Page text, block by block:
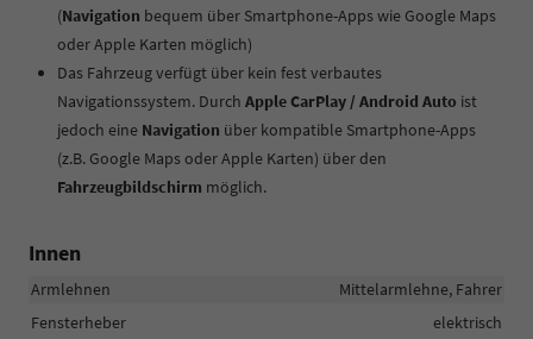
(Navigation bequem über Smartphone-Apps wie Google Maps
oder Apple Karten möglich)
Das Fahrzeug verfügt über kein fest verbautes
Navigationssystem. Durch Apple CarPlay / Android Auto ist
jedoch eine Navigation über kompatible Smartphone-Apps
(z.B. Google Maps oder Apple Karten) über den
Fahrzeugbildschirm möglich.
Innen
Armlehnen
Mittelarmlehne, Fahrer
Fensterheber
elektrisch